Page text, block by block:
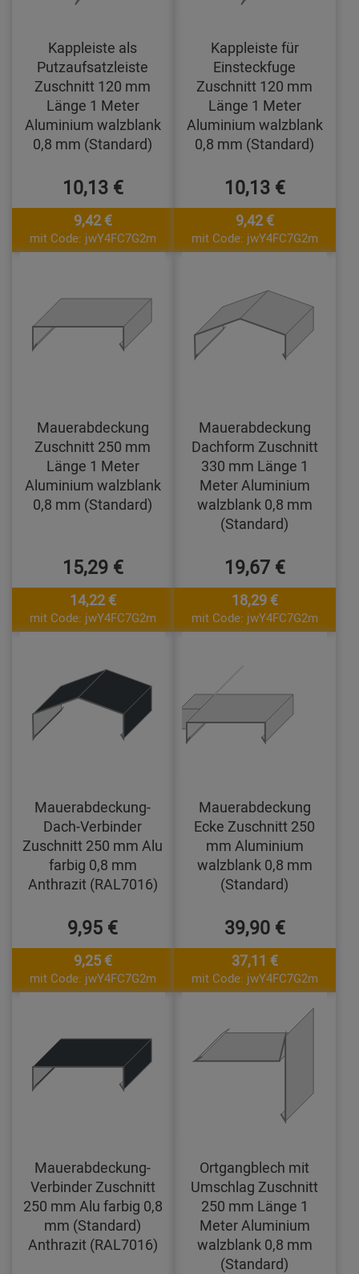
Kappleiste als
Putzaufsatzleiste
Zuschnitt 120 mm
Länge 1 Meter
Aluminium walzblank
0,8 mm (Standard)
10,13 €
9,42 €
mit Code: jwY4FC7G2m
Kappleiste für
Einsteckfuge
Zuschnitt 120 mm
Länge 1 Meter
Aluminium walzblank
0,8 mm (Standard)
10,13 €
9,42 €
mit Code: jwY4FC7G2m
Mauerabdeckung
Zuschnitt 250 mm
Länge 1 Meter
Aluminium walzblank
0,8 mm (Standard)
15,29 €
14,22 €
mit Code: jwY4FC7G2m
Mauerabdeckung
Dachform Zuschnitt
330 mm Länge 1
Meter Aluminium
walzblank 0,8 mm
(Standard)
19,67 €
18,29 €
mit Code: jwY4FC7G2m
Mauerabdeckung-
Dach-Verbinder
Zuschnitt 250 mm Alu
farbig 0,8 mm
Anthrazit (RAL7016)
9,95 €
9,25 €
mit Code: jwY4FC7G2m
Mauerabdeckung
Ecke Zuschnitt 250
mm Aluminium
walzblank 0,8 mm
(Standard)
39,90 €
37,11 €
mit Code: jwY4FC7G2m
Mauerabdeckung-
Verbinder Zuschnitt
250 mm Alu farbig 0,8
mm (Standard)
Anthrazit (RAL7016)
Ortgangblech mit
Umschlag Zuschnitt
250 mm Länge 1
Meter Aluminium
walzblank 0,8 mm
(Standard)